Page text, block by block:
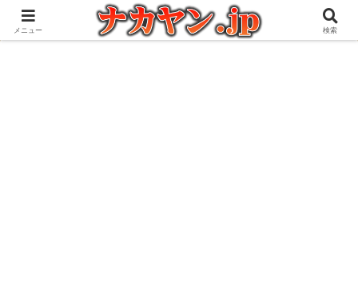
アウトドアとガジェット好きな管理人の愉快な日々を綴るブログ
メニュー 検索